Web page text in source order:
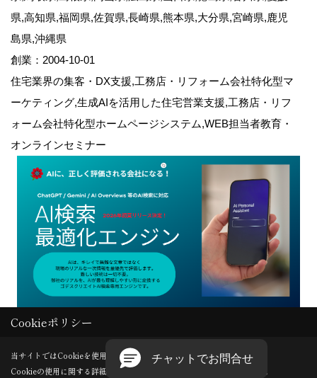
県,高知県,福岡県,佐賀県,長崎県,熊本県,大分県,宮崎県,鹿児
島県,沖縄県
創業：2004-10-01
住宅業界の集客・DX支援,工務店・リフォーム会社特化型マ
ーケティング,生成AIを活用した住宅営業支援,工務店・リフ
ォーム会社特化型ホームページシステム,WEB担当者教育・
オンラインセミナー
Copyright (c) GODDESS CREATE. All Rights Reserved.
Produced byゴデスクリエイト
Cookieポリシー
当サイトではCookieを使用します。
Cookieの使用に関する詳細は 「プライバシーポリシー 」をご覧ください。